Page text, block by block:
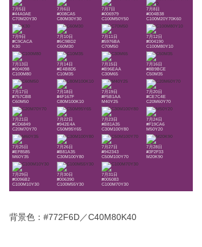
7月5日
#44A0AE
C70M20Y30
7月6日
#008CA5
C80M30Y30
7月7日
#006979
C100M50Y50
7月8日
#004B38
C100M20Y70K60
7月9日
#C9CACA
K30
7月10日
#6C9BD2
C60M30
7月11日
#5976BA
C70M50
7月12日
#004190
C100M80Y10
7月13日
#004098
C100M80
7月14日
#E4B8D5
C10M35
7月15日
#B96EAA
C30M65
7月16日
#8B9BCE
C50M35
7月17日
#757CBB
C60M50
7月18日
#4F167F
C80M100K10
7月19日
#F5B1AA
M40Y25
7月20日
#CE7C4E
C20M60Y70
7月21日
#CD6849
C20M70Y70
7月22日
#942E4A
C50M95Y65
7月23日
#B81A35
C30M100Y80
7月24日
#F19CA6
M50Y20
7月25日
#EF8585
M60Y35
7月26日
#B81A35
C30M100Y80
7月27日
#942343
C50M100Y70
7月28日
#3F2F33
M20K90
7月29日
#0096B2
C100M10Y30
7月30日
#006390
C100M55Y30
7月31日
#005083
C100M70Y30
背景色：#772F6D／C40M80K40